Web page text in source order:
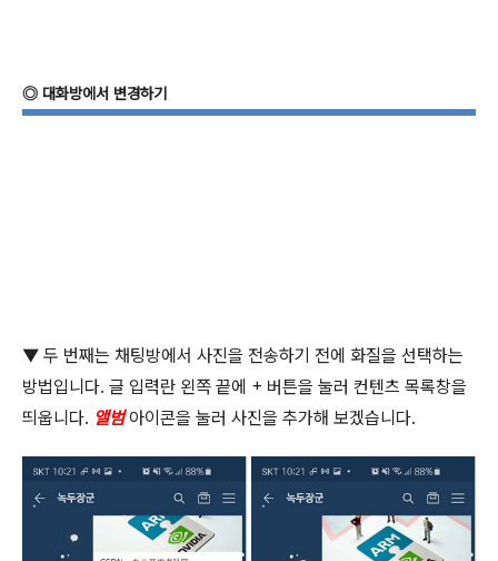
◎ 대화방에서 변경하기
▼ 두 번째는 채팅방에서 사진을 전송하기 전에 화질을 선택하는
방법입니다. 글 입력란 왼쪽 끝에 + 버튼을 눌러 컨텐츠 목록창을
띄웁니다. 앨범 아이콘을 눌러 사진을 추가해 보겠습니다.